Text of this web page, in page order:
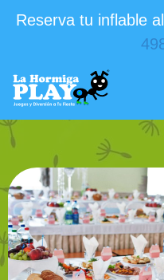
Reserva tu inflable al